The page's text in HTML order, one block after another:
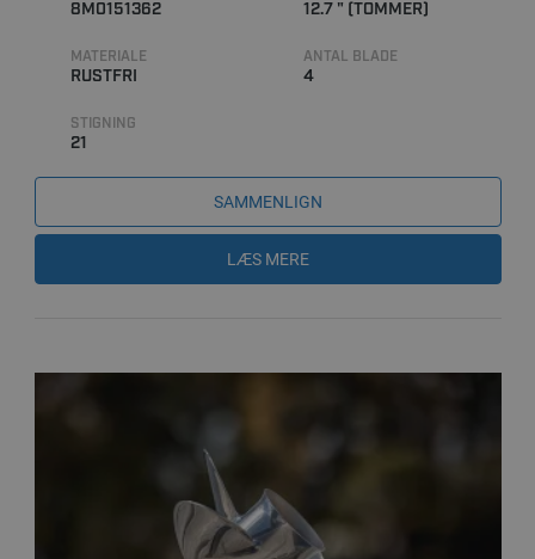
8M0151362 12.7 " (TOMMER)
MATERIALE
RUSTFRI
ANTAL BLADE
4
STIGNING
21
SAMMENLIGN
LÆS MERE